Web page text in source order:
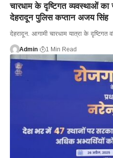
चारधाम के दृष्टिगत व्यवस्थाओं
देहरादून पुलिस कप्तान अजय सिंह
देहरादून. आगामी चारधाम यात्रा के दृष्टिगत
Admin 1 Min Read